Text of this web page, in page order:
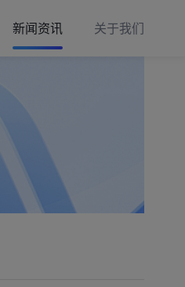
新闻资讯 关于我们